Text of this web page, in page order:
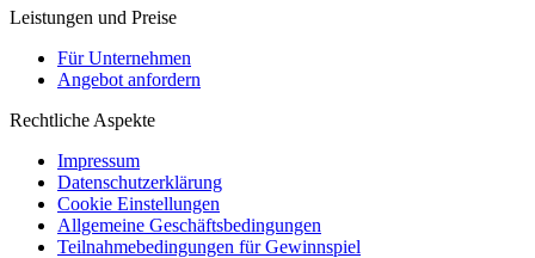
Leistungen und Preise
Für Unternehmen
Angebot anfordern
Rechtliche Aspekte
Impressum
Datenschutzerklärung
Cookie Einstellungen
Allgemeine Geschäftsbedingungen
Teilnahmebedingungen für Gewinnspiel